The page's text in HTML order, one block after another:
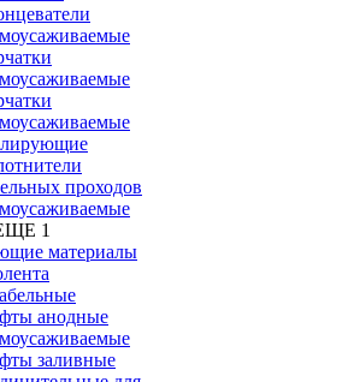
проходов
1
материалы
анодные
заливные